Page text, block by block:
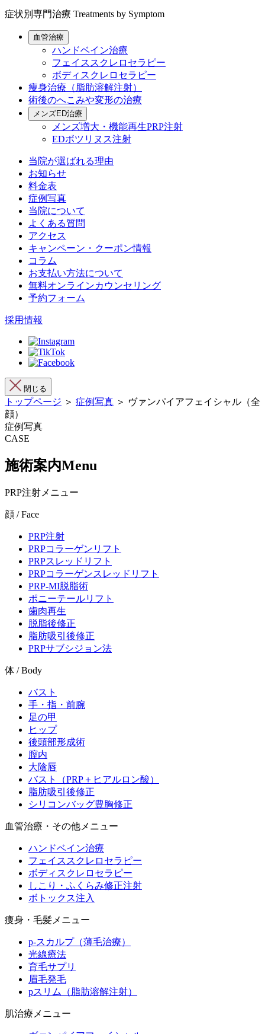
症状別専門治療 Treatments by Symptom
血管治療
ハンドベイン治療
フェイススクレロセラピー
ボディスクレロセラピー
痩身治療（脂肪溶解注射）
術後のへこみや変形の治療
メンズED治療
メンズ増大・機能再生PRP注射
EDボツリヌス注射
当院が選ばれる理由
お知らせ
料金表
症例写真
当院について
よくある質問
アクセス
キャンペーン・クーポン情報
コラム
お支払い方法について
無料オンラインカウンセリング
予約フォーム
採用情報
閉じる
トップページ ＞ 症例写真 ＞ ヴァンパイアフェイシャル（全
顔）
症例写真
CASE
施術案内Menu
PRP注射メニュー
顔 / Face
PRP注射
PRPコラーゲンリフト
PRPスレッドリフト
PRPコラーゲンスレッドリフト
PRP-MI脱脂術
ポニーテールリフト
歯肉再生
脱脂後修正
脂肪吸引後修正
PRPサブシジョン法
体 / Body
バスト
手・指・前腕
足の甲
ヒップ
後頭部形成術
膣内
大陰唇
バスト（PRP＋ヒアルロン酸）
脂肪吸引後修正
シリコンバッグ豊胸修正
血管治療・その他メニュー
ハンドベイン治療
フェイススクレロセラピー
ボディスクレロセラピー
しこり・ふくらみ修正注射
ボトックス注入
痩身・毛髪メニュー
p-スカルプ（薄毛治療）
光線療法
育毛サプリ
眉毛発毛
pスリム（脂肪溶解注射）
肌治療メニュー